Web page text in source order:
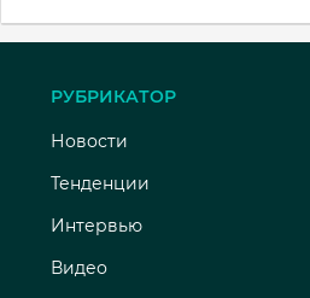
РУБРИКАТОР
Новости
Тенденции
Интервью
Видео